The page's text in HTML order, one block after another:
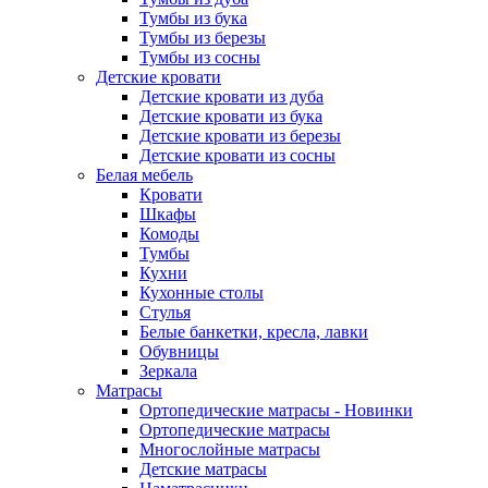
Тумбы из бука
Тумбы из березы
Тумбы из сосны
Детские кровати
Детские кровати из дуба
Детские кровати из бука
Детские кровати из березы
Детские кровати из сосны
Белая мебель
Кровати
Шкафы
Комоды
Тумбы
Кухни
Кухонные столы
Стулья
Белые банкетки, кресла, лавки
Обувницы
Зеркала
Матрасы
Ортопедические матрасы - Новинки
Ортопедические матрасы
Многослойные матрасы
Детские матрасы